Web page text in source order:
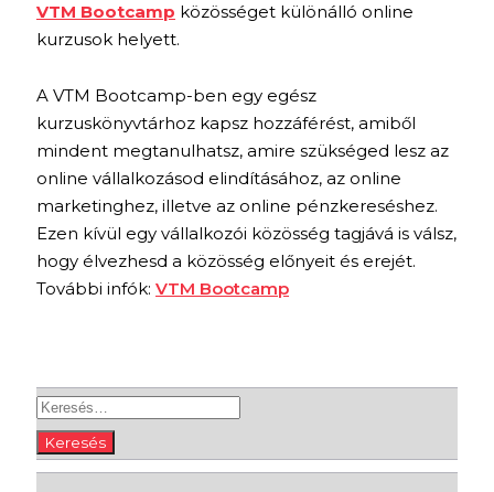
VTM Bootcamp közösséget különálló online
kurzusok helyett.
A VTM Bootcamp-ben egy egész
kurzuskönyvtárhoz kapsz hozzáférést, amiből
mindent megtanulhatsz, amire szükséged lesz az
online vállalkozásod elindításához, az online
marketinghez, illetve az online pénzkereséshez.
Ezen kívül egy vállalkozói közösség tagjává is válsz,
hogy élvezhesd a közösség előnyeit és erejét.
További infók: VTM Bootcamp
Keresés: